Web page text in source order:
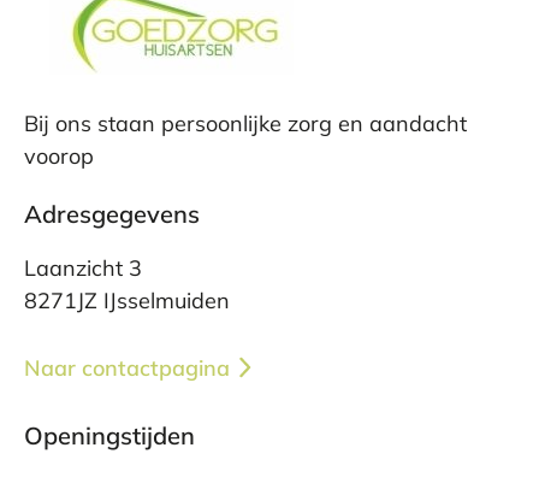
Bij ons staan persoonlijke zorg en aandacht
voorop
Adresgegevens
Laanzicht 3
8271JZ IJsselmuiden
Naar contactpagina
Openingstijden